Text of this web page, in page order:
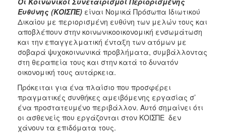
2011
ΔΗΜΟΣ
ΠΟΛΙΤΙΣΜΟΣ
ΑΝΘΕΚΤΙΚΗ
ΠΟΛΗ
Ευθύνης (ΚOIΣΠΕ) είναι Νομικά Πρόσωπα Ιδιωτικού
Δικαίου με περιορισμένη ευθύνη των μελών τους και
αποβλέπουν στην κοινωνικοοικονομική ενσωμάτωση
και την επαγγελματική ένταξη των ατόμων με
σοβαρά ψυχοκοινωνικά προβλήματα, συμβάλλοντας
στη θεραπεία τους και στην κατά το δυνατόν
οικονομική τους αυτάρκεια.
Πρόκειται για ένα πλαίσιο που προσφέρει
πραγματικές συνθήκες αμειβόμενης εργασίας σ’
ένα προστατευμένο περιβάλλον. Αυτό σημαίνει ότι
οι ασθενείς που εργάζονται στον ΚΟΙΣΠΕ δεν
χάνουν τα επιδόματα τους.